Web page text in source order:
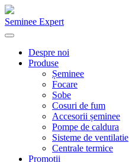
Seminee Expert
Despre noi
Produse
Șeminee
Focare
Sobe
Cosuri de fum
Accesorii șeminee
Pompe de caldura
Sisteme de ventilatie
Centrale termice
Promotii